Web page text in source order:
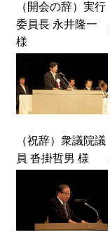
（開会の辞）実行
委員長 永井隆一
様
（祝辞）衆議院議
員 沓掛哲男 様